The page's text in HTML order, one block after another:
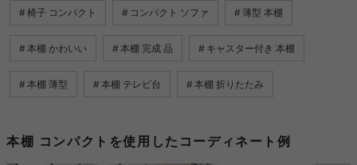
椅子 コンパクト コンパクト ソファ 薄型 本棚
本棚 かわいい 本棚 完成 品 キャスター付き 本棚
本棚 薄型 本棚 テレビ台 本棚 折りたたみ
本棚 コンパクトを使用したコーディネート例